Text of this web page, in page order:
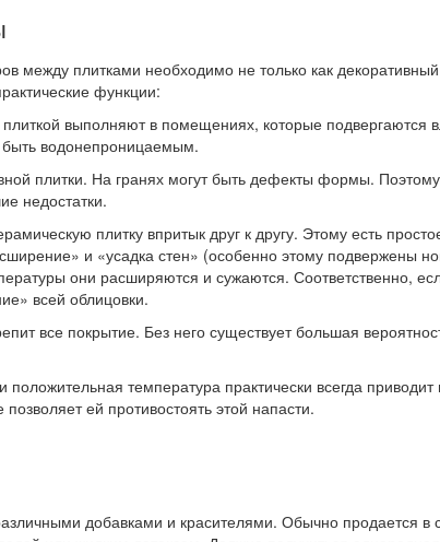
между плитками необходимо не только как
функции:
выполняют в помещениях, которые подвергаются
водонепроницаемым.
плитки. На гранях могут быть дефекты формы. Поэтому
недостатки.
плитку впритык друг к другу. Этому есть
и «усадка стен» (особенно этому подвержены
они расширяются и сужаются. Соответственно,
всей облицовки.
все покрытие. Без него существует большая
положительная температура практически всегда
позволяет ей противостоять этой напасти.
добавками и красителями. Обычно продается в